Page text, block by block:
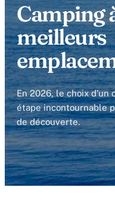
Camping
meilleurs
En 2026, le choix d’un
étape incontournable
de découverte.